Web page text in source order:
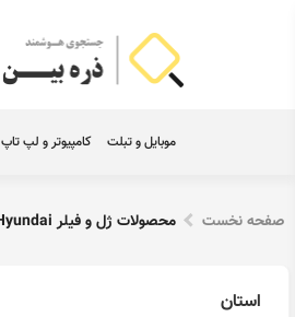
موبایل و تبلت کامپیوتر و لپ تاپ
صفحه نخست محصولات ژل و فیلر Hyundai
استان